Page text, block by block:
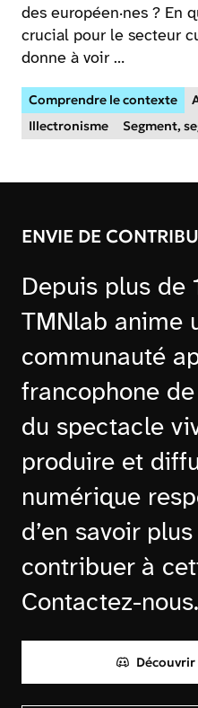
des européen·nes ? En
crucial pour le secteur
donne à voir …
Comprendre le contexte
Illectronisme
Segment,
ENVIE DE
Depuis plus de
TMNlab anime
communauté
francophone
du spectacle
produire et
numérique
d’en savoir
contribuer à
Contactez-nous.
Découvrir